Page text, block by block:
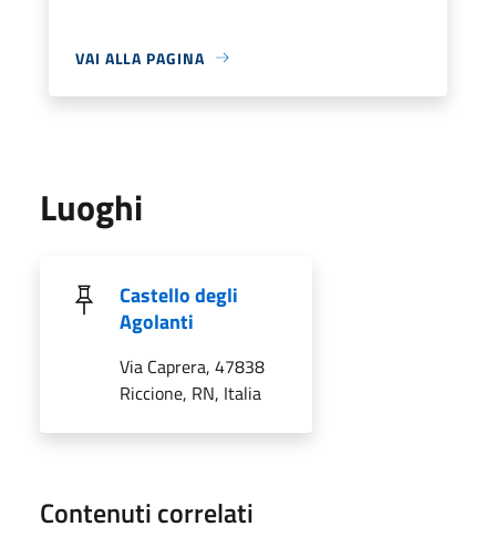
VAI ALLA PAGINA
Luoghi
Castello degli
Agolanti
Via Caprera, 47838
Riccione, RN, Italia
Contenuti correlati